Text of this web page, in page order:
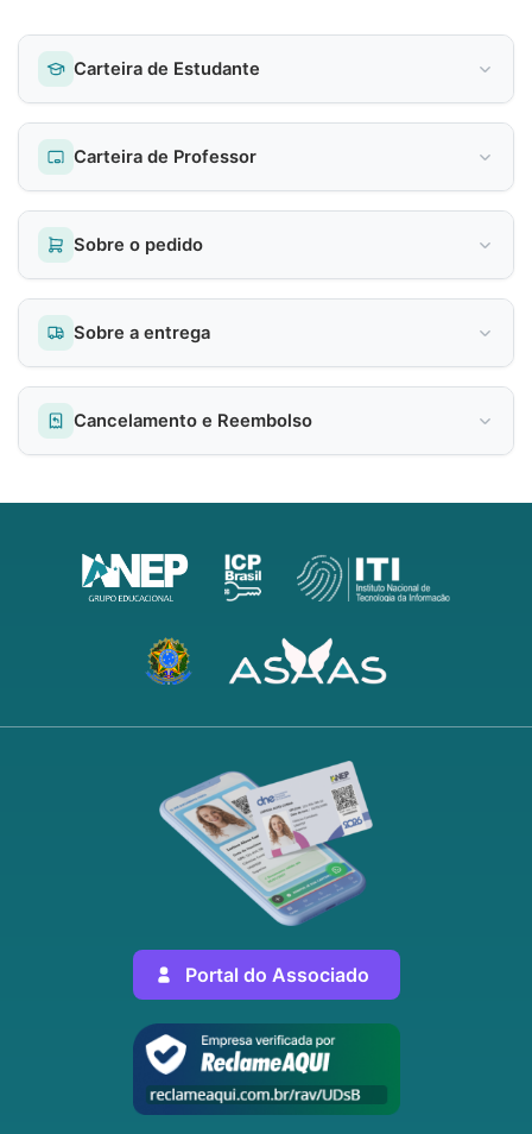
Carteira de Estudante
Carteira de Professor
Sobre o pedido
Sobre a entrega
Cancelamento e Reembolso
Portal do Associado